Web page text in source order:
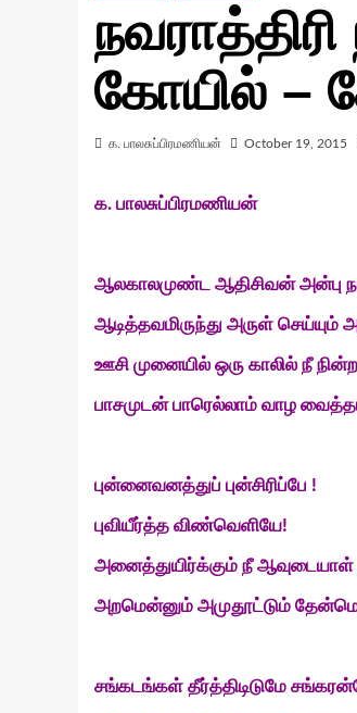
கோயில் –
க. பாலசுப்பிரமணியன் October 19, 2015
க. பாலசுப்பிரமணியன்
ஆலகாலமுண்ட ஆதிசிவன் அன்பு
ஆடித்தவமிருந்து அருள் செய்யும்
ஊசி முனையில் ஒரு காலில் நீ
பாசமுடன் பாரெல்லாம் வாழ
புன்னைவனத்துப் புன்சிரிப்பே !
புவியீர்த்த விண்வெளியே!
அனைத்துயிர்க்கும் நீ ஆவுடையாள்
அறமென்னும் அமுதூட்டும்
சங்கடங்கள் தீர்த்திடிடுமே